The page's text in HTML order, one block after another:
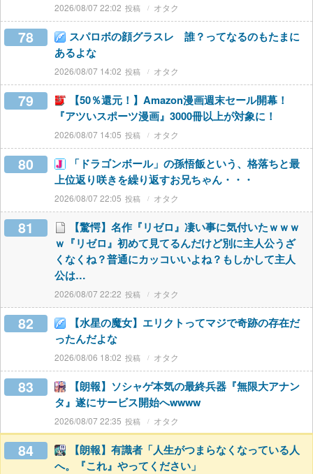
2026/08/07 22:02 オタク
78
スパロボの顔グラスレ 誰？ってなるのもたまに
あるよな
2026/08/07 14:02 オタク
79
【50％還元！】Amazon漫画週末セール開幕！
『アツいスポーツ漫画』3000冊以上が対象に！
2026/08/07 14:05 オタク
80
「ドラゴンボール」の孫悟飯という、格落ちと最
上位返り咲きを繰り返すお兄ちゃん・・・
2026/08/07 22:05 オタク
81
【驚愕】名作『リゼロ』凄い事に気付いたｗｗｗ
ｗ『リゼロ』初めて見てるんだけど別に主人公うざ
くなくね？普通にカッコいいよね？もしかして主人
公は…
2026/08/07 22:22 オタク
82
【水星の魔女】エリクトってマジで奇跡の存在だ
ったんだよな
2026/08/06 18:02 オタク
83
【朗報】ソシャゲ本気の最終兵器『無限大アナン
タ』遂にサービス開始へwwww
2026/08/07 22:35 オタク
84
【朗報】有識者「人生がつまらなくなっている人
へ。『これ』やってください」